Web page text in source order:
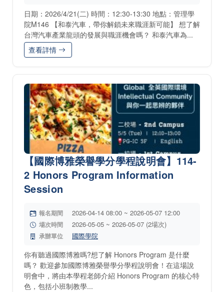
日期：2026/4/21(二) 時間：12:30-13:30 地點：管理學
院M146 【和泰汽車，帶你解鎖未來職涯新可能】 想了解
台灣汽車產業龍頭的發展與職涯機會嗎？ 和泰汽車為...
查看詳情
【國際博雅榮譽學分學程說明會】114-
2 Honors Program Information
Session
報名期間 2026-04-14 08:00 ~ 2026-05-07 12:00
場次時間 2026-05-05 ~ 2026-05-07 (2場次)
承辦單位 國際學院
你有聽過國際博雅嗎?想了解 Honors Program 是什麼
嗎？ 歡迎參加國際博雅榮譽學分學程說明會！在這場說
明會中，將由本學程老師介紹 Honors Program 的核心特
色，包括小班制教學...